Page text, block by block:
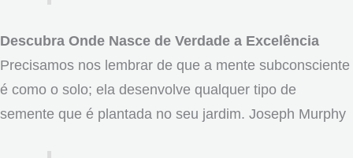
Descubra Onde Nasce de Verdade a Excelência
Precisamos nos lembrar de que a mente subconsciente
é como o solo; ela desenvolve qualquer tipo de
semente que é plantada no seu jardim. Joseph Murphy